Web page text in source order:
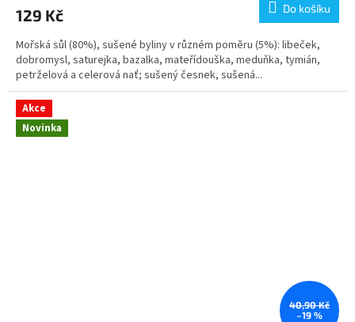
129 Kč Do košíku
Mořská sůl (80%), sušené byliny v různém poměru (5%): libeček,
dobromysl, saturejka, bazalka, mateřídouška, meduňka, tymián,
petrželová a celerová nať; sušený česnek, sušená...
Akce
Novinka
40,90 Kč
–19 %